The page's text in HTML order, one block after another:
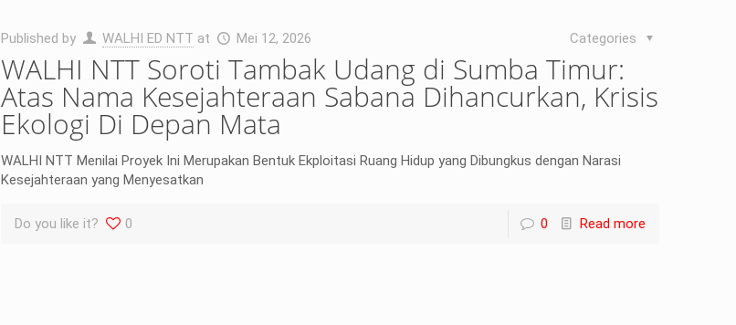
Published by WALHI ED NTT at Mei 12, 2026 Categories
WALHI NTT Soroti Tambak Udang di Sumba Timur:
Atas Nama Kesejahteraan Sabana Dihancurkan, Krisis
Ekologi Di Depan Mata
WALHI NTT Menilai Proyek Ini Merupakan Bentuk Ekploitasi Ruang Hidup yang Dibungkus dengan Narasi
Kesejahteraan yang Menyesatkan
Do you like it? 0 0 Read more